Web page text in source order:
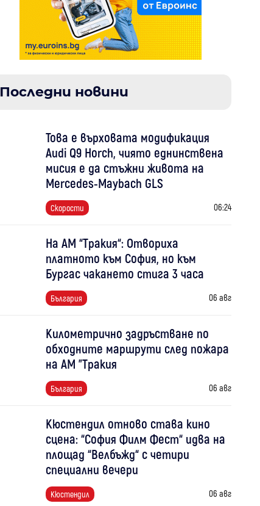
Последни новини
Това е върховата модификация
Audi Q9 Horch, чиято еднинствена
мисия е да стъжни живота на
Mercedes-Maybach GLS
Скорости 06:24
На АМ “Тракия“: Отвориха
платното към София, но към
Бургас чакането стига 3 часа
България 06 авг
Километрично задръстване по
обходните маршрути след пожара
на АМ "Тракия
България 06 авг
Кюстендил отново става кино
сцена: “София Филм Фест“ идва на
площад “Велбъжд“ с четири
специални вечери
Кюстендил 06 авг